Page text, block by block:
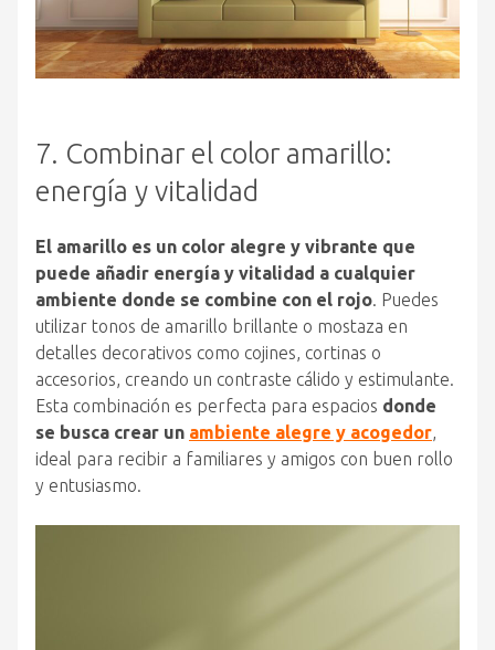
7. Combinar el color amarillo:
energía y vitalidad
El amarillo es un color alegre y vibrante que
puede añadir energía y vitalidad a cualquier
ambiente donde se combine con el rojo. Puedes
utilizar tonos de amarillo brillante o mostaza en
detalles decorativos como cojines, cortinas o
accesorios, creando un contraste cálido y estimulante.
Esta combinación es perfecta para espacios donde
se busca crear un ambiente alegre y acogedor,
ideal para recibir a familiares y amigos con buen rollo
y entusiasmo.